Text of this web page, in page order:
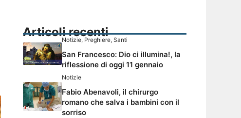
Articoli recenti
Notizie, Preghiere, Santi
San Francesco: Dio ci illumina!, la
riflessione di oggi 11 gennaio
Notizie
Fabio Abenavoli, il chirurgo
romano che salva i bambini con il
sorriso